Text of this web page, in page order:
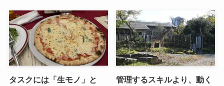
タスクには「生モノ」と
管理するスキルより、動く